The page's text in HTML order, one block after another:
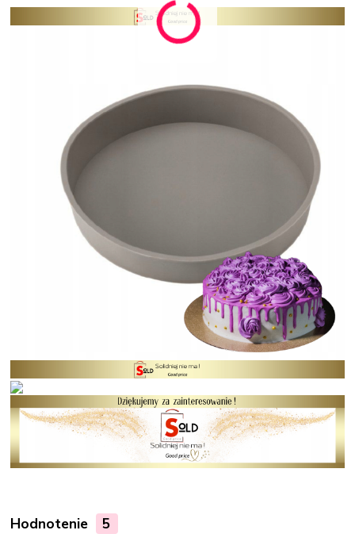
Hodnotenie 5